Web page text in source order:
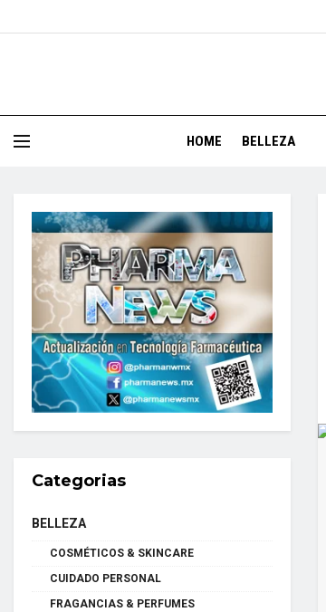
HOME BELLEZA
Categorias
BELLEZA
COSMÉTICOS & SKINCARE
CUIDADO PERSONAL
FRAGANCIAS & PERFUMES